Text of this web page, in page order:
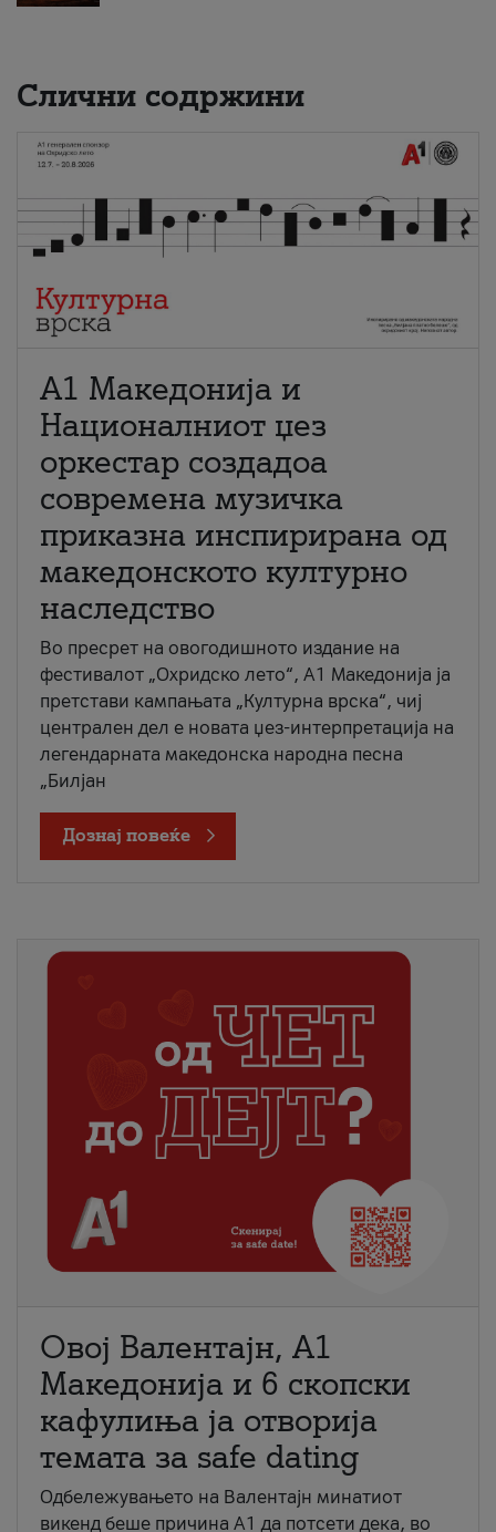
Слични содржини
А1 Македонија и
Националниот џез
оркестар создадоа
современа музичка
приказна инспирирана од
македонското културно
наследство
Во пресрет на овогодишното издание на
фестивалот „Охридско лето“, А1 Македонија ја
претстави кампањата „Културна врска“, чиј
централен дел е новата џез-интерпретација на
легендарната македонска народна песна
„Билјан
Дознај повеќе
Овој Валентајн, A1
Македонија и 6 скопски
кафулиња ја отворија
темата за safe dating
Одбележувањето на Валентајн минатиот
викенд беше причина А1 да потсети дека, во